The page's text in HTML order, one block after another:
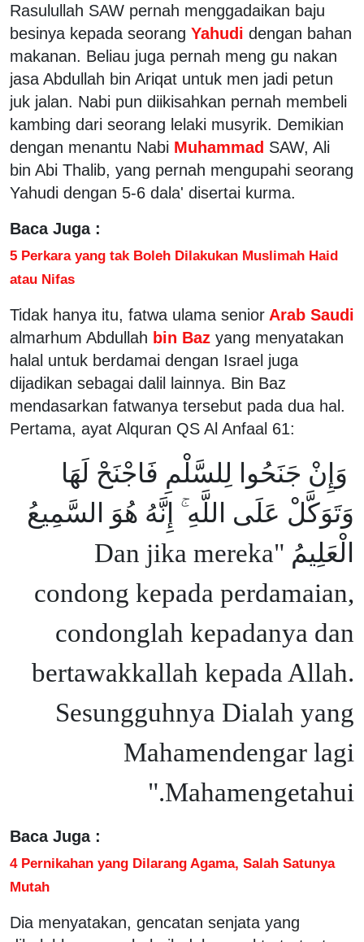
Rasulullah SAW pernah menggadaikan baju
besinya kepada seorang Yahudi dengan bahan
makanan. Beliau juga pernah meng gu nakan
jasa Abdullah bin Ariqat untuk men jadi petun
juk jalan. Nabi pun diikisahkan pernah membeli
kambing dari seorang lelaki musyrik. Demikian
dengan menantu Nabi Muhammad SAW, Ali
bin Abi Thalib, yang pernah mengupahi seorang
Yahudi dengan 5-6 dala' disertai kurma.
Baca Juga :
5 Perkara yang tak Boleh Dilakukan Muslimah Haid
atau Nifas
Tidak hanya itu, fatwa ulama senior Arab Saudi
almarhum Abdullah bin Baz yang menyatakan
halal untuk berdamai dengan Israel juga
dijadikan sebagai dalil lainnya. Bin Baz
mendasarkan fatwanya tersebut pada dua hal.
Pertama, ayat Alquran QS Al Anfaal 61:
وَإِنْ جَنَحُوا لِلسَّلْمِ فَاجْنَحْ لَهَا
وَتَوَكَّلْ عَلَى اللَّهِ ۚ إِنَّهُ هُوَ السَّمِيعُ
الْعَلِيمُ "Dan jika mereka
condong kepada perdamaian,
condonglah kepadanya dan
bertawakkallah kepada Allah.
Sesungguhnya Dialah yang
Mahamendengar lagi
Mahamengetahui."
Baca Juga :
4 Pernikahan yang Dilarang Agama, Salah Satunya
Mutah
Dia menyatakan, gencatan senjata yang